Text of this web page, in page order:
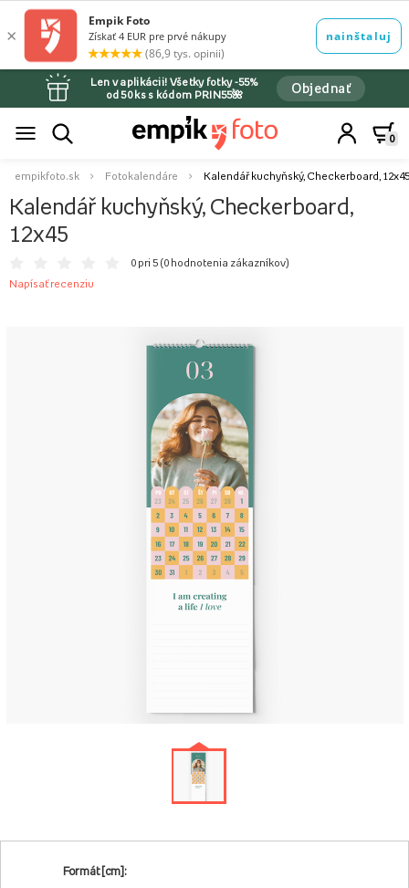
Len v aplikácii! Všetky fotky -55%
od 50 ks s kódom PRIN55🌺
Objednať
0
empikfoto.sk Fotokalendáre Kalendář kuchyňský, Checkerboard, 12x45
Kalendář kuchyňský, Checkerboard,
12x45
0 pri 5 (0 hodnotenia zákazníkov)
Napísať recenziu
Formát [cm]: